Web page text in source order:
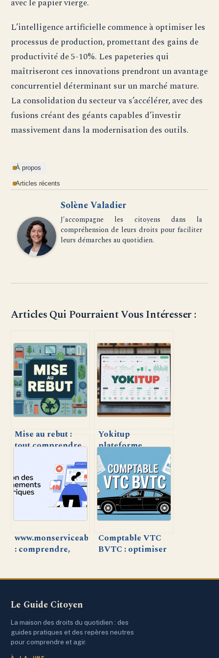
avec le papier vierge.
L’intelligence artificielle commence à optimiser les
processus de production, promettant des gains de
productivité de 5-10%. Les papeteries qui
maîtriseront ces innovations prendront un avantage
concurrentiel déterminant sur un marché mature.
La consolidation du secteur va s’accélérer, avec des
fusions créant des géants capables d’investir
massivement dans la modernisation des outils.
À propos
Articles récents
Solène Valadier
J'accompagne les citoyens dans la
compréhension de leurs droits pour faciliter
leurs démarches au quotidien.
Articles Qui Pourraient Vous Intéresser :
Mise au rebut :
tout comprendre
responsable des
biens et
équipements
Yokitup
plateforme
innovante pour la
gestion des stocks
et achats
www.monserviceabo.fr
: comprendre,
simplement
Comptable VTC
BVTC : optimiser
chauffeur
Le Guide Citoyen
La maison des droits du quotidien : des
guides pratiques et des repères neutres
pour comprendre et agir.